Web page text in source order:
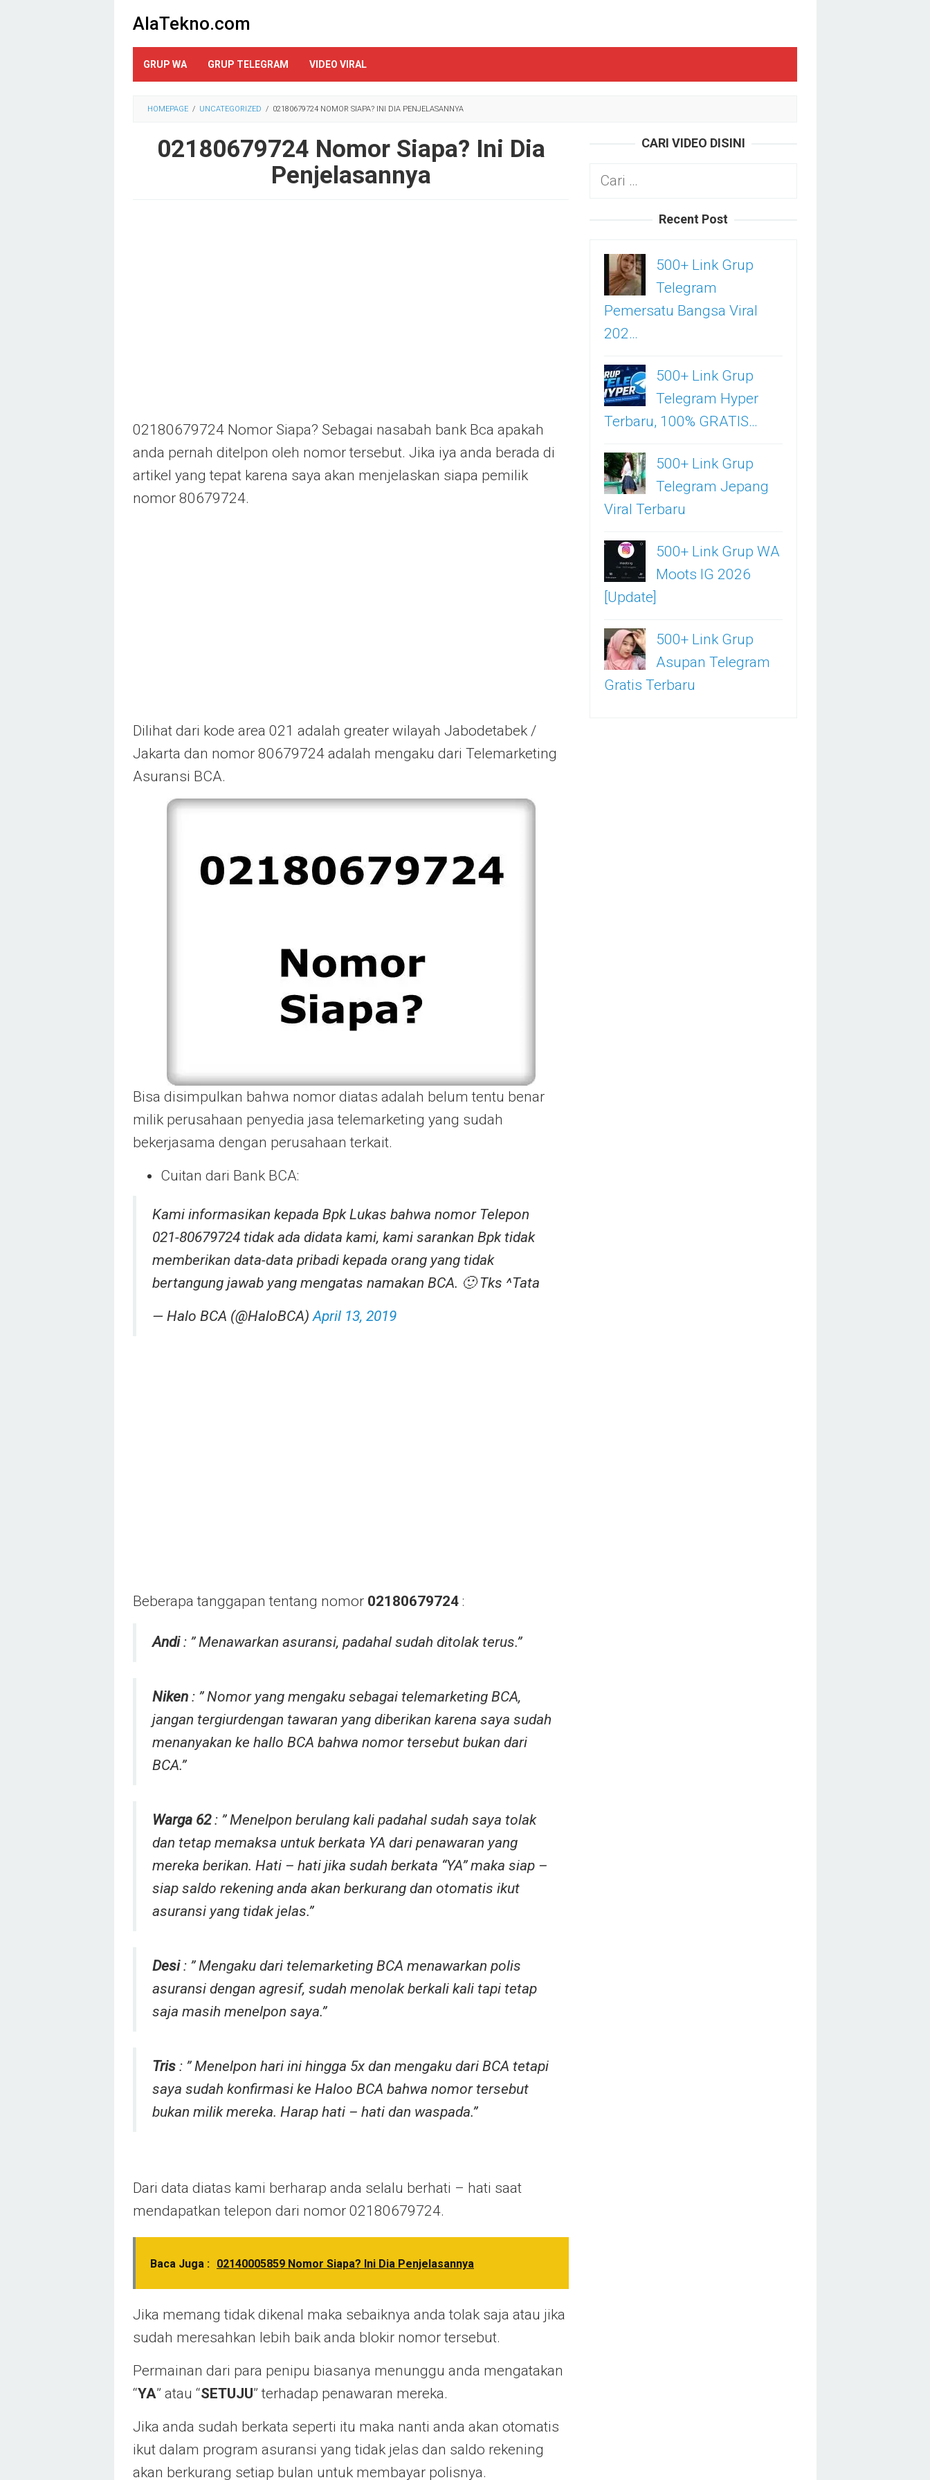
konten
AlaTekno.com
GRUP WA GRUP TELEGRAM VIDEO VIRAL
HOMEPAGE / UNCATEGORIZED / 02180679724 NOMOR SIAPA? INI DIA PENJELASANNYA
02180679724 Nomor Siapa? Ini Dia
Penjelasannya
02180679724 Nomor Siapa? Sebagai nasabah bank Bca apakah
anda pernah ditelpon oleh nomor tersebut. Jika iya anda berada di
artikel yang tepat karena saya akan menjelaskan siapa pemilik
nomor 80679724.
Dilihat dari kode area 021 adalah greater wilayah Jabodetabek /
Jakarta dan nomor 80679724 adalah mengaku dari Telemarketing
Asuransi BCA.
Bisa disimpulkan bahwa nomor diatas adalah belum tentu benar
milik perusahaan penyedia jasa telemarketing yang sudah
bekerjasama dengan perusahaan terkait.
Cuitan dari Bank BCA:
Kami informasikan kepada Bpk Lukas bahwa nomor Telepon
021-80679724 tidak ada didata kami, kami sarankan Bpk tidak
memberikan data-data pribadi kepada orang yang tidak
bertangung jawab yang mengatas namakan BCA. 🙂 Tks ^Tata
— Halo BCA (@HaloBCA)April 13, 2019
Beberapa tanggapan tentang nomor 02180679724 :
Andi: ” Menawarkan asuransi, padahal sudah ditolak terus.”
Niken : ” Nomor yang mengaku sebagai telemarketing BCA,
jangan tergiurdengan tawaran yang diberikan karena saya sudah
menanyakan ke hallo BCA bahwa nomor tersebut bukan dari
BCA.”
Warga 62: ” Menelpon berulang kali padahal sudah saya tolak
dan tetap memaksa untuk berkata YA dari penawaran yang
mereka berikan. Hati – hati jika sudah berkata “YA” maka siap –
siap saldo rekening anda akan berkurang dan otomatis ikut
asuransi yang tidak jelas.”
Desi: ” Mengaku dari telemarketing BCA menawarkan polis
asuransi dengan agresif, sudah menolak berkali kali tapi tetap
saja masih menelpon saya.”
Tris : ” Menelpon hari ini hingga 5x dan mengaku dari BCA tetapi
saya sudah konfirmasi ke Haloo BCA bahwa nomor tersebut
bukan milik mereka. Harap hati – hati dan waspada.”
Dari data diatas kami berharap anda selalu berhati – hati saat
mendapatkan telepon dari nomor 02180679724.
Baca Juga : 02140005859 Nomor Siapa? Ini Dia Penjelasannya
Jika memang tidak dikenal maka sebaiknya anda tolak saja atau jika
sudah meresahkan lebih baik anda blokir nomor tersebut.
Permainan dari para penipu biasanya menunggu anda mengatakan
“YA” atau “SETUJU” terhadap penawaran mereka.
Jika anda sudah berkata seperti itu maka nanti anda akan otomatis
ikut dalam program asuransi yang tidak jelas dan saldo rekening
akan berkurang setiap bulan untuk membayar polisnya.
CARI VIDEO DISINI
Cari
Recent Post
500+ Link Grup
Telegram
Pemersatu Bangsa Viral
202…
500+ Link Grup
Telegram Hyper
Terbaru, 100% GRATIS…
500+ Link Grup
Telegram Jepang
Viral Terbaru
500+ Link Grup WA
Moots IG 2026
[Update]
500+ Link Grup
Asupan Telegram
Gratis Terbaru